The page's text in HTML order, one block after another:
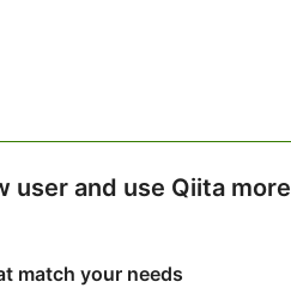
user and use Qiita more
match your needs